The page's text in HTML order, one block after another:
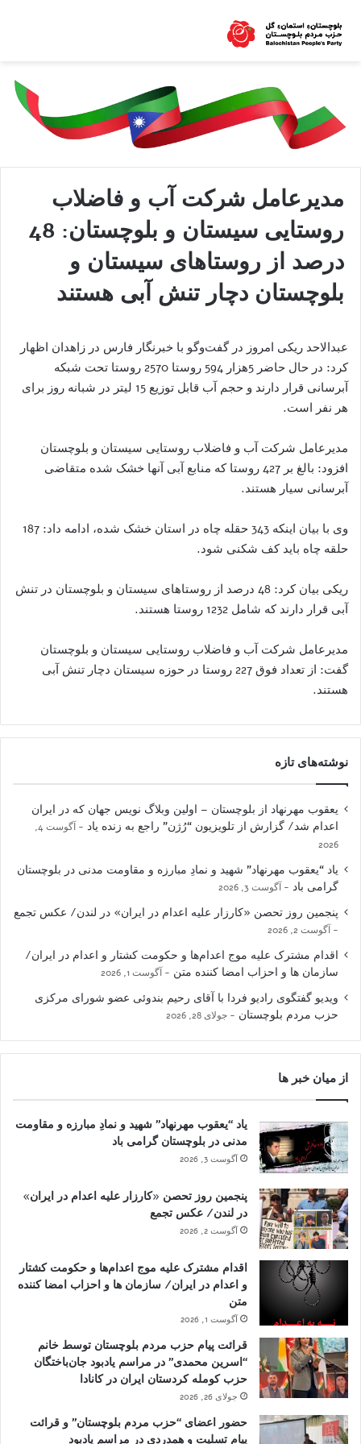
مدیرعامل شرکت آب و فاضلاب
روستایی سیستان و بلوچستان: 48
درصد از روستاهای سیستان و
بلوچستان دچار تنش آبی هستند
عبدالاحد ریکی امروز در گفت‌وگو با خبرنگار فارس در زاهدان اظهار
کرد: در حال حاضر 5هزار 594 روستا 2570 روستا تحت شبکه
آبرسانی قرار دارند و حجم آب قابل توزیع 15 لیتر در شبانه روز برای
هر نفر است.
مدیرعامل شرکت آب و فاضلاب روستایی سیستان و بلوچستان
افزود: بالغ بر 427 روستا که منابع آبی آنها خشک شده متقاضی
آبرسانی سیار هستند.
وی با بیان اینکه 343 حقله چاه در استان خشک شده، ادامه داد: 187
حلقه چاه باید کف شکنی شود.
ریکی بیان کرد: 48 درصد از روستاهای سیستان و بلوچستان در تنش
آبی قرار دارند که شامل 1232 روستا هستند.
مدیرعامل شرکت آب و فاضلاب روستایی سیستان و بلوچستان
گفت: از تعداد فوق 227 روستا در حوزه سیستان دچار تنش آبی
هستند.
نوشته‌های تازه
یعقوب مهرنهاد از بلوچستان – اولین وبلاگ نویس جهان که در ایران
اعدام شد/ گزارش از تلویزیون “رُژن” راجع به زنده یاد
آگوست 4,
2026
یاد “یعقوب مهرنهاد” شهید و نمادِ مبارزه و مقاومت مدنی در بلوچستان
گرامی باد
آگوست 3, 2026
پنجمین روز تحصن «کارزار علیه اعدام در ایران» در لندن/ عکس تجمع
آگوست 2, 2026
اقدام مشترک علیه موج اعدام‌ها و حکومت کشتار و اعدام در ایران/
سازمان ها و احزاب امضا کننده متن
آگوست 1, 2026
ویدیو گفتگوی رادیو فردا با آقای رحیم بندوئی عضو شورای مرکزی
حزب مردم بلوچستان
جولای 28, 2026
از میان خبر ها
یاد “یعقوب مهرنهاد” شهید و نمادِ مبارزه و مقاومت
مدنی در بلوچستان گرامی باد
آگوست 3, 2026
پنجمین روز تحصن «کارزار علیه اعدام در ایران»
در لندن/ عکس تجمع
آگوست 2, 2026
اقدام مشترک علیه موج اعدام‌ها و حکومت کشتار
و اعدام در ایران/ سازمان ها و احزاب امضا کننده
متن
آگوست 1, 2026
قرائت پیام حزب مردم بلوچستان توسط خانم
“اسرین محمدی” در مراسم یادبود جان‌باختگان
حزب کومله کردستان ایران در کانادا
جولای 26, 2026
حضور اعضای “حزب مردم بلوچستان” و قرائت
پیام تسلیت و همدردی در مراسم یادبود